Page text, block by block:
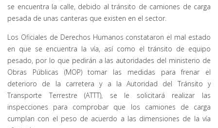
se encuentra la calle, debido al tránsito de camiones de carga
pesada de unas canteras que existen en el sector.
Los Oficiales de Derechos Humanos constataron el mal estado
en que se encuentra la vía, así como el tránsito de equipo
pesado, por lo que pedirán a las autoridades del ministerio de
Obras Públicas (MOP) tomar las medidas para frenar el
deterioro de la carretera y a la Autoridad del Tránsito y
Transporte Terrestre (ATTT), se le solicitará realizar las
inspecciones para comprobar que los camiones de carga
cumplan con el peso de acuerdo a las dimensiones de la vía